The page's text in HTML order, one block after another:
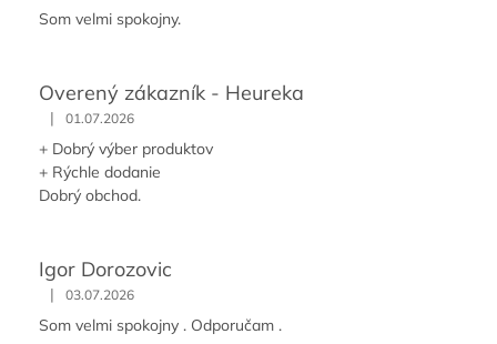
Som velmi spokojny.
Overený zákazník - Heureka
| 01.07.2026
+ Dobrý výber produktov
+ Rýchle dodanie
Dobrý obchod.
Igor Dorozovic
| 03.07.2026
Som velmi spokojny . Odporučam .